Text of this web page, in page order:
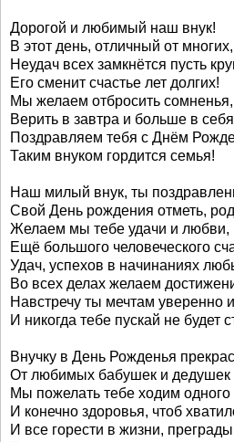
Дорогой и любимый наш внук!
В этот день, отличный от многих,
Неудач всех замкнётся пусть
Его сменит счастье лет долгих!
Мы желаем отбросить сомненья,
Верить в завтра и больше в
Поздравляем тебя с Днём
Таким внуком гордится семья!
Наш милый внук, ты
Свой День рождения отметь,
Желаем мы тебе удачи и любви,
Ещё большого человеческого
Удач, успехов в начинаниях
Во всех делах желаем
Навстречу ты мечтам уверенно
И никогда тебе пускай не будет
Внучку в День Рожденья
От любимых бабушек и дедушек
Мы пожелать тебе ходим одного
И конечно здоровья, чтоб
И все горести в жизни,